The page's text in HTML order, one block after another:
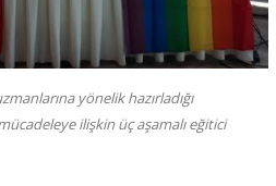
yönelik hazırladığı
ilişkin üç aşamalı eğitici